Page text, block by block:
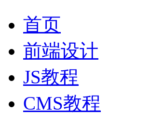
首页
前端设计
JS教程
CMS教程